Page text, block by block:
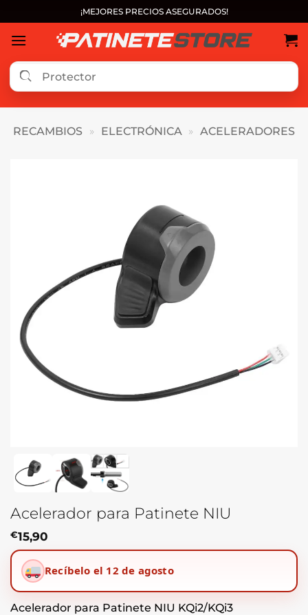
al
contenido
¡MEJORES PRECIOS ASEGURADOS!
RECAMBIOS » ELECTRÓNICA » ACELERADORES
Acelerador para Patinete NIU
€15,90
Recíbelo el 12 de agosto
Acelerador para Patinete NIU KQi2/KQi3